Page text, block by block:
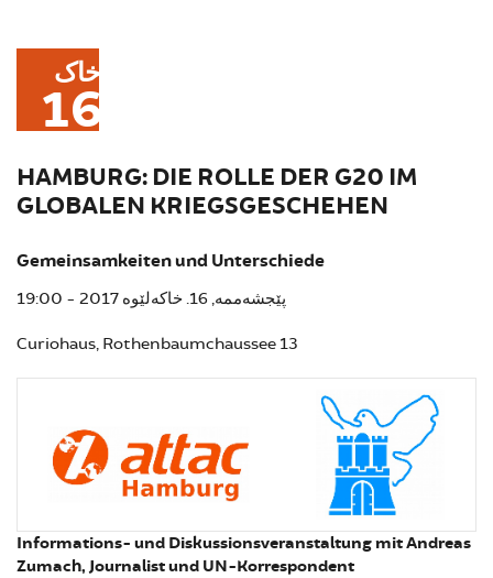
خاک
16
HAMBURG: DIE ROLLE DER G20 IM
GLOBALEN KRIEGSGESCHEHEN
Gemeinsamkeiten und Unterschiede
پێجشەممە, 16. خاکەلێوە 2017 - 19:00
Curiohaus, Rothenbaumchaussee 13
Informations- und Diskussionsveranstaltung mit Andreas
Zumach, Journalist und UN-Korrespondent